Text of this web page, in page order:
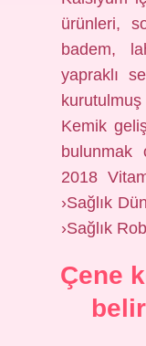
ürünleri,
badem,
yapraklı
Kemik
bulunmak
2018
›Sağlık
›Sağlık
Çene